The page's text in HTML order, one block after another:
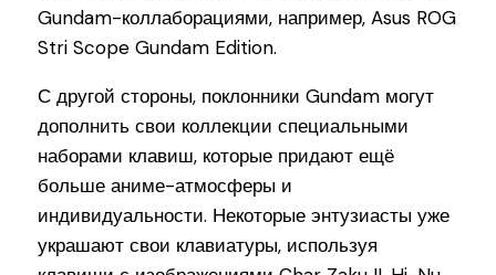
Gundam-коллаборациями, например, Asus ROG
Stri Scope Gundam Edition.
С другой стороны, поклонники Gundam могут
дополнить свои коллекции специальными
наборами клавиш, которые придают ещё
больше аниме-атмосферы и
индивидуальности. Некоторые энтузиасты уже
украшают свои клавиатуры, используя